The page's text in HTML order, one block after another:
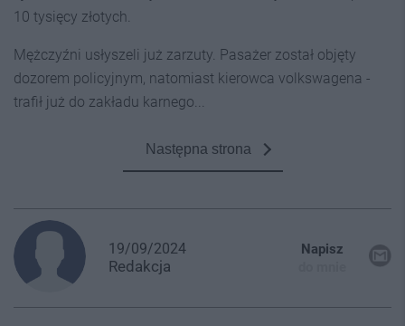
10 tysięcy złotych.
Mężczyźni usłyszeli już zarzuty. Pasażer został objęty
dozorem policyjnym, natomiast kierowca volkswagena -
trafił już do zakładu karnego...
Następna strona
19/09/2024
Redakcja
Napisz